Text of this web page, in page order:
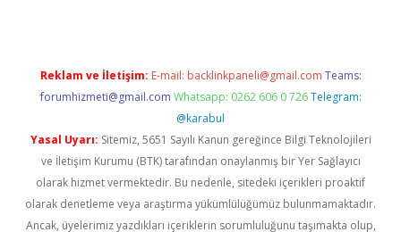
Reklam ve İletişim: E-mail: backlinkpaneli@gmail.com Teams:
forumhizmeti@gmail.com Whatsapp: 0262 606 0 726 Telegram:
@karabul
Yasal Uyarı: Sitemiz, 5651 Sayılı Kanun gereğince Bilgi Teknolojileri
ve İletişim Kurumu (BTK) tarafından onaylanmış bir Yer Sağlayıcı
olarak hizmet vermektedir. Bu nedenle, sitedeki içerikleri proaktif
olarak denetleme veya araştırma yükümlülüğümüz bulunmamaktadır.
Ancak, üyelerimiz yazdıkları içeriklerin sorumluluğunu taşımakta olup,